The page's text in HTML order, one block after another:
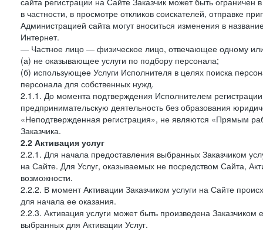
в частности, в просмотре откликов соискателей, отправке
Администрацией сайта могут вноситься изменения в
Интернет.
— Частное лицо — физическое лицо, отвечающее одному
(а) не оказывающее услуги по подбору персонала;
(б) использующее Услуги Исполнителя в целях поиска
персонала для собственных нужд.
2.1.1. До момента подтверждения Исполнителем
предпринимательскую деятельность без образования
«Неподтвержденная регистрация», не являются «Прямым
Заказчика.
2.2 Активация услуг
2.2.1. Для начала предоставления выбранных Заказчиком
на Сайте. Для Услуг, оказываемых не посредством Сайта,
возможности.
2.2.2. В момент Активации Заказчиком услуги на Сайте
для начала ее оказания.
2.2.3. Активация услуги может быть произведена
выбранных для Активации Услуг.